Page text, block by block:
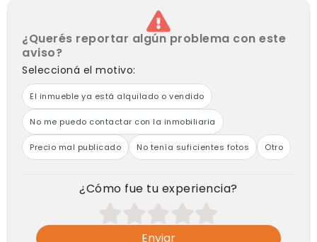
para quienes buscan calidad de vida en Adrogué.
calefacción individual por estufas.
Se acepta permuta de un departamento de 3
ambientes en Lomas
Alquiler $ 1.300.000 mas ABL y Servicios. Indexado
¿Querés reportar algún problema con este
aviso?
Seleccioná el motivo:
El inmueble ya está alquilado o vendido
No me puedo contactar con la inmobiliaria
Precio mal publicado No tenía suficientes fotos Otro
¿Cómo fue tu experiencia?
Enviar